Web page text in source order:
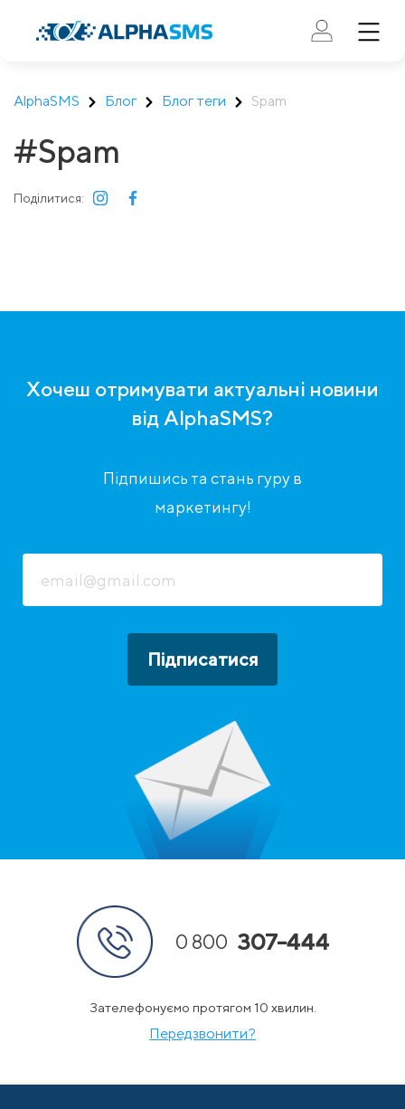
AlphaSMS Блог Блог теги Spam
#Spam
Поділитися:
Хочеш отримувати актуальні новини
від AlphaSMS?
Підпишись та стань гуру в
маркетингу!
Підписатися
0 800 307-444
Зателефонуємо протягом 10 хвилин.
Передзвонити?